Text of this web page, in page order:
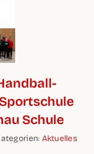
Schule
Aktu­el­les